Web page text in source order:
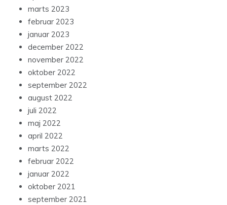
marts 2023
februar 2023
januar 2023
december 2022
november 2022
oktober 2022
september 2022
august 2022
juli 2022
maj 2022
april 2022
marts 2022
februar 2022
januar 2022
oktober 2021
september 2021